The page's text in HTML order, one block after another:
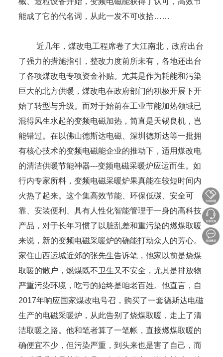
能成了它的代名词，从此一发不可收拾……
近几年，煤改电工程席卷了大江南北，政府出台
了强力的措施指引，整改力度前所未有，各地还出台
了各项煤改电专项资金补贴。尤其是作为耗能和污染
巨大的北方供暖，煤改电在政府部门的积极开展下开
始了转型与升级。而对于始前在工业节能加热领域已
混得风生水起的变频电磁加热，简直是天锡良机，岂
能错过。在以佛山德斯达电磁、深圳德斯达等一批拥
有核心技术的变频电磁能企业的推动下，适用煤改电
的清洁供暖节能神器---变频电磁采暖炉应运而生。如
行内专家所料，变频电磁采暖炉果真能在较短时间内
火热了起来。这个集高效节能、环保低碳、安全可
靠、安装便利、具有人性化智能管理于一身的高科技
产品，对于长年习惯了以脏乱差和重污染的燃煤取暖
来说，新的变频电磁采暖炉的确能打动众人的芳心。
家住山西运城近郊的张先生告诉笔，他家以前是烧煤
取暖的散户，燃煤既不卫生又不安全，尤其是排放物
严重污染环境，吃亏的始终是咱老百姓。他直言，自
2017年响应国家煤改电号召，购买了一套德斯达电磁
生产的电磁采暖炉，从此告别了烧煤取暖，走上了清
洁取暖之路。他和笔者算了一笔帐，直接燃煤取暖的
确便宜不少，但污染严重，到头来也是害了自己，而